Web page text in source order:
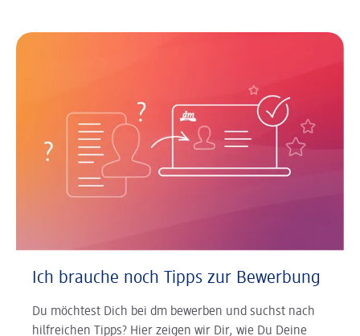
Ich brauche noch Tipps zur Bewerbung
Du möchtest Dich bei dm bewerben und suchst nach
hilfreichen Tipps? Hier zeigen wir Dir, wie Du Deine